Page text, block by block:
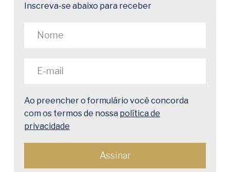
Inscreva-se abaixo para receber
Ao preencher o formulário você concorda
com os termos de nossa política de
privacidade